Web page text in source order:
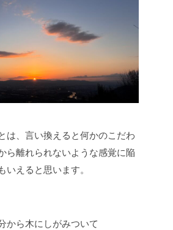
は、言い換えると何かのこだわ
ら離れられないような感覚に陥
いえると思います。
から木にしがみついて